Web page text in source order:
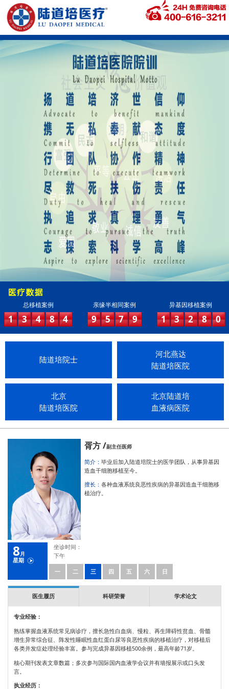
总移植案例
1 3 4 8 4
亲缘半相同案例
9 5 7 9
异基因移植案例
1 3 2 8 0
陆道培院士
河北燕达
陆道培医院
北京
陆道培医院
北京陆道培
血液病医院
胥方 /副主任医师
简介：毕业后加入陆道培院士的医学团队，从事异基因
造血干细胞移植至今。
擅长：各种血液系统良恶性疾病的异基因造血干细胞移
植治疗。
8月
星期
一
二 三 四 五 六 日
坐诊时间：
下午
医生履历 科研荣誉 学术论文
专业经验：
熟练掌握血液系统常见病诊疗，擅长急性白血病、慢粒、再生障碍性贫血、骨髓
增生异常综合征、阵发性睡眠性血红蛋白尿等良恶性疾病的移植治疗，对移植后
各类并发症处理经验丰富。参与完成异基因移植500余例，最高年龄71岁。
核心期刊发表文章数篇；多次参与国际国内血液学会议并有墙报展示或口头发
言。
执业经历：